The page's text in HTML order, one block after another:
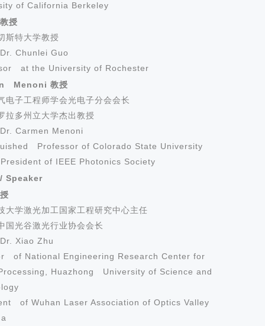
of California Berkeley
授
斯特大学教授
Chunlei Guo
at the University of Rochester
Menoni 教授
电子工程师学会光电子分会会长
拉多州立大学杰出教授
Carmen Menoni
Professor of Colorado State University
of IEEE Photonics Society
Speaker
大学激光加工国家工程研究中心主任
国光谷激光行业协会会长
Xiao Zhu
of National Engineering Research Center for
Huazhong University of Science and
of Wuhan Laser Association of Optics Valley